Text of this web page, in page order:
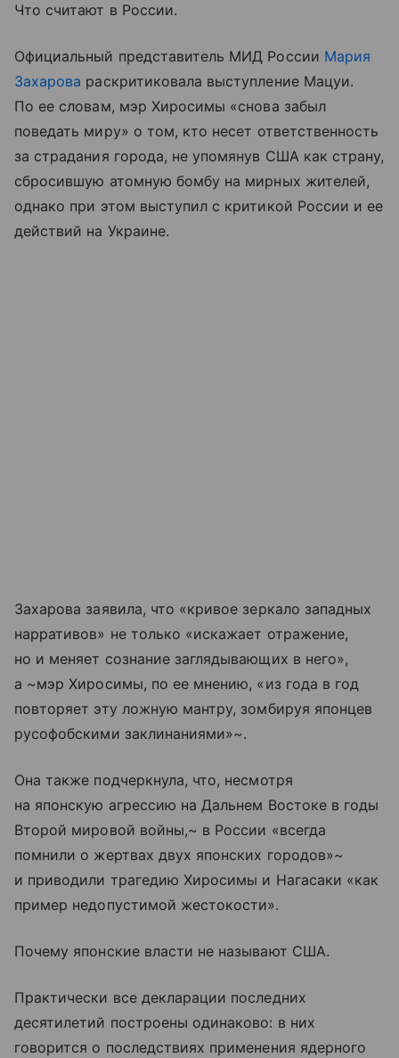
Что считают в России.
Официальный представитель МИД России Мария
Захарова раскритиковала выступление Мацуи.
По ее словам, мэр Хиросимы «снова забыл
поведать миру» о том, кто несет ответственность
за страдания города, не упомянув США как страну,
сбросившую атомную бомбу на мирных жителей,
однако при этом выступил с критикой России и ее
действий на Украине.
Захарова заявила, что «кривое зеркало западных
нарративов» не только «искажает отражение,
но и меняет сознание заглядывающих в него»,
а ~мэр Хиросимы, по ее мнению, «из года в год
повторяет эту ложную мантру, зомбируя японцев
русофобскими заклинаниями»~.
Она также подчеркнула, что, несмотря
на японскую агрессию на Дальнем Востоке в годы
Второй мировой войны,~ в России «всегда
помнили о жертвах двух японских городов»~
и приводили трагедию Хиросимы и Нагасаки «как
пример недопустимой жестокости».
Почему японские власти не называют США.
Практически все декларации последних
десятилетий построены одинаково: в них
говорится о последствиях применения ядерного